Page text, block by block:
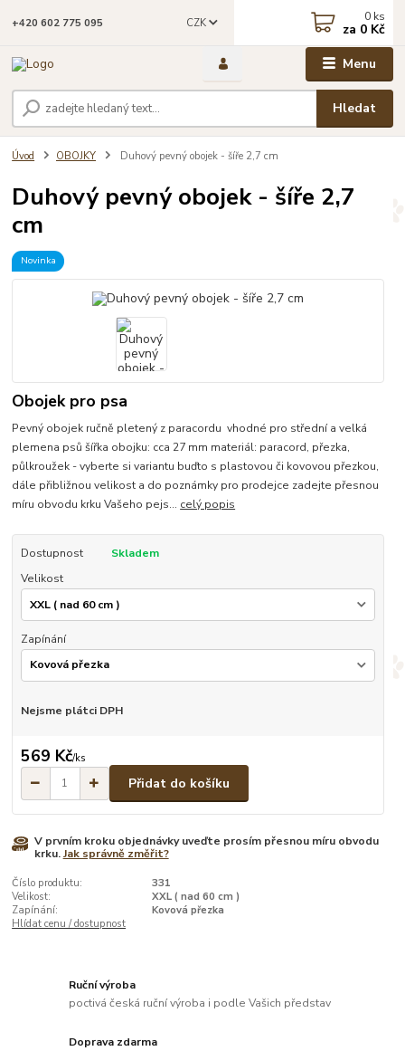
Menu
CZK
Hledat
+420 602 775 095 0 ks
za 0 Kč
Úvod OBOJKY Duhový pevný obojek - šíře 2,7 cm
Duhový pevný obojek - šíře 2,7
cm
Novinka
Obojek pro psa
Pevný obojek ručně pletený z paracordu vhodné pro střední a velká
plemena psů šířka obojku: cca 27 mm materiál: paracord, přezka,
půlkroužek - vyberte si variantu buďto s plastovou či kovovou přezkou,
dále přibližnou velikost a do poznámky pro prodejce zadejte přesnou
míru obvodu krku Vašeho pejs... celý popis
Dostupnost
Skladem
Velikost
Zapínání
Nejsme plátci DPH
569 Kč/ks
Přidat do košíku
V prvním kroku objednávky uveďte prosím přesnou míru obvodu
krku.Jak správně změřit?
Číslo produktu:
331
Velikost:
XXL ( nad 60 cm )
Zapínání:
Kovová přezka
Hlídat cenu / dostupnost
Ruční výroba
poctivá česká ruční výroba i podle Vašich představ
Doprava zdarma